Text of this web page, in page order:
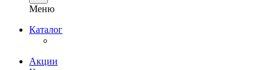
Меню
Каталог
Акции